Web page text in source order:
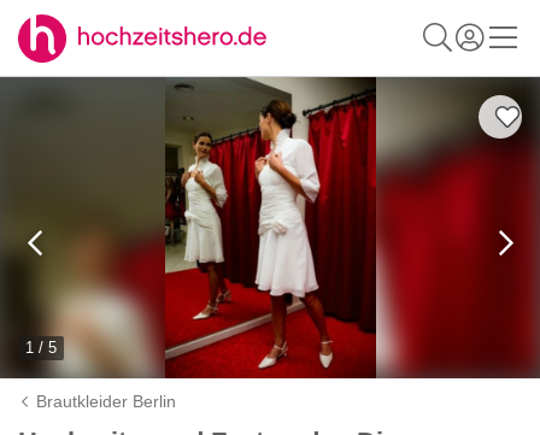
1 / 5
Brautkleider Berlin